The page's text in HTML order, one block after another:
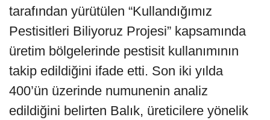
tarafından yürütülen “Kullandığımız
Pestisitleri Biliyoruz Projesi” kapsamında
üretim bölgelerinde pestisit kullanımının
takip edildiğini ifade etti. Son iki yılda
400’ün üzerinde numunenin analiz
edildiğini belirten Balık, üreticilere yönelik